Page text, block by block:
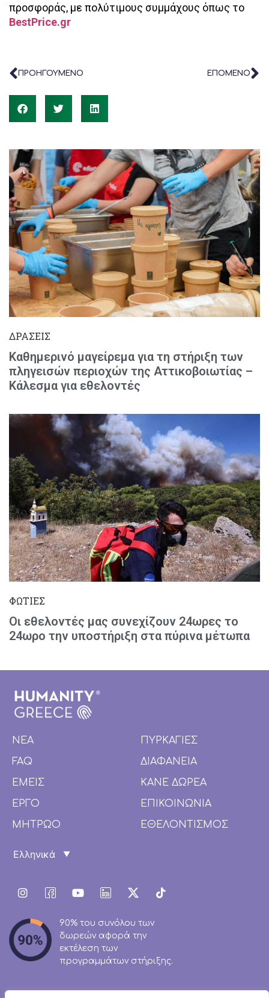
ΔΡΑΣΕΙΣ
Καθημερινό μαγείρεμα για τη στήριξη των
πληγεισών περιοχών της Αττικοβοιωτίας –
Κάλεσμα για εθελοντές
ΦΩΤΙΕΣ
Οι εθελοντές μας συνεχίζουν 24ωρες το
24ωρο την υποστήριξη στα πύρινα μέτωπα
προσφοράς, με πολύτιμους συμμάχους όπως το
BestPrice.gr
ΠΡΟΗΓΟΥΜΕΝΟ ΕΠΟΜΕΝΟ
ΝΕΑ
FAQ
ΕΜΕΙΣ
ΕΡΓΟ
ΜΗΤΡΩΟ
ΠΥΡΚΑΓΙΕΣ
ΔΙΑΦΑΝΕΙΑ
ΚΑΝΕ ΔΩΡΕΑ
ΕΠΙΚΟΙΝΩΝΙΑ
ΕΘΕΛΟΝΤΙΣΜΟΣ
90% του συνόλου των
δωρεών αφορά την
εκτέλεση των
προγραμμάτων στήριξης.